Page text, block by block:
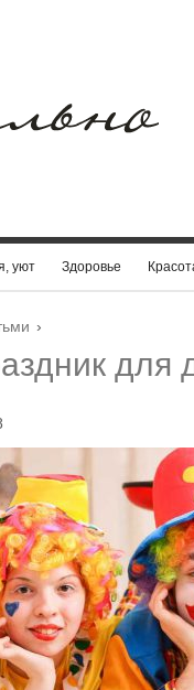
уют Здоровье
›
для